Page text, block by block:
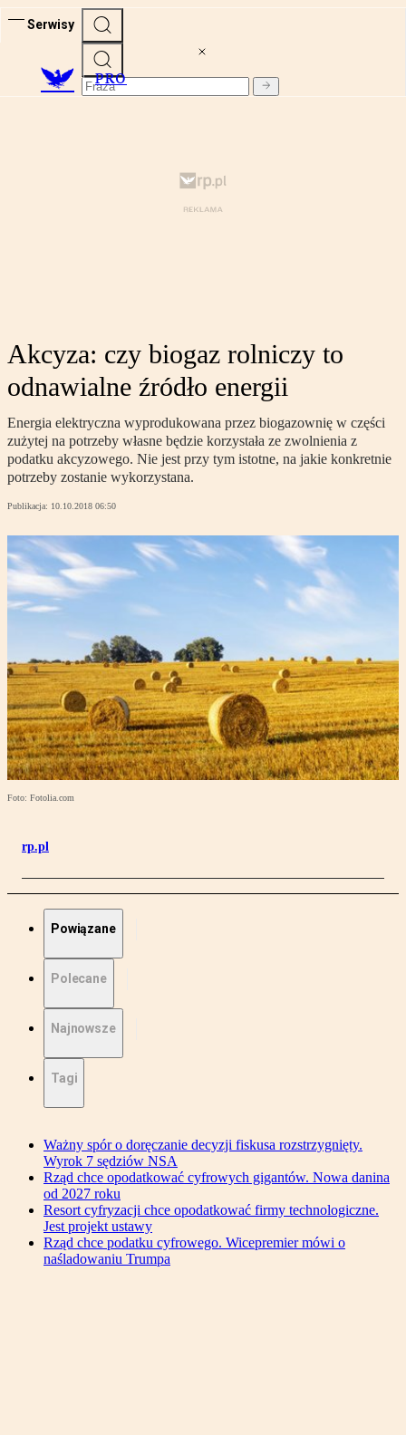
Serwisy
PRO
Akcyza: czy biogaz rolniczy to
odnawialne źródło energii
Energia elektryczna wyprodukowana przez biogazownię w części
zużytej na potrzeby własne będzie korzystała ze zwolnienia z
podatku akcyzowego. Nie jest przy tym istotne, na jakie konkretnie
potrzeby zostanie wykorzystana.
Publikacja: 10.10.2018 06:50
Foto: Fotolia.com
rp.pl
Powiązane
Polecane
Najnowsze
Tagi
Ważny spór o doręczanie decyzji fiskusa rozstrzygnięty.
Wyrok 7 sędziów NSA
Rząd chce opodatkować cyfrowych gigantów. Nowa danina
od 2027 roku
Resort cyfryzacji chce opodatkować firmy technologiczne.
Jest projekt ustawy
Rząd chce podatku cyfrowego. Wicepremier mówi o
naśladowaniu Trumpa